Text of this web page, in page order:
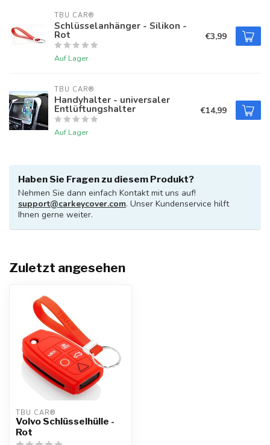
TBU CAR®
Schlüsselanhänger - Silikon -
Rot
Auf Lager
€3,99
TBU CAR®
Handyhalter - universaler
Entlüftungshalter
Auf Lager
€14,99
Haben Sie Fragen zu diesem Produkt?
Nehmen Sie dann einfach Kontakt mit uns auf!
support@carkeycover.com. Unser Kundenservice hilft
Ihnen gerne weiter.
Zuletzt angesehen
TBU CAR®
Volvo Schlüsselhülle -
Rot